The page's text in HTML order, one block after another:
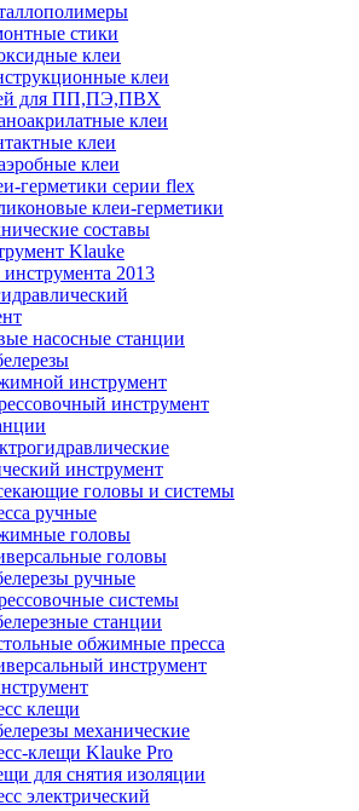
стики
клеи
клеи
для ПП,ПЭ,ПВХ
клеи
клеи
клеи
герметики серии flex
клеи-герметики
составы
Klauke
2013
насосные станции
инструмент
инструмент
инструмент
головы и системы
ручные
головы
головы
ручные
системы
станции
обжимные пресса
инструмент
клещи
механические
клещи Klauke Pro
для снятия изоляции
электрический